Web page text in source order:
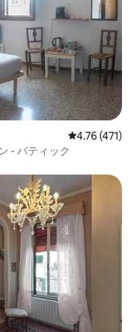
レビュー471
4.76 (471)
- バティック